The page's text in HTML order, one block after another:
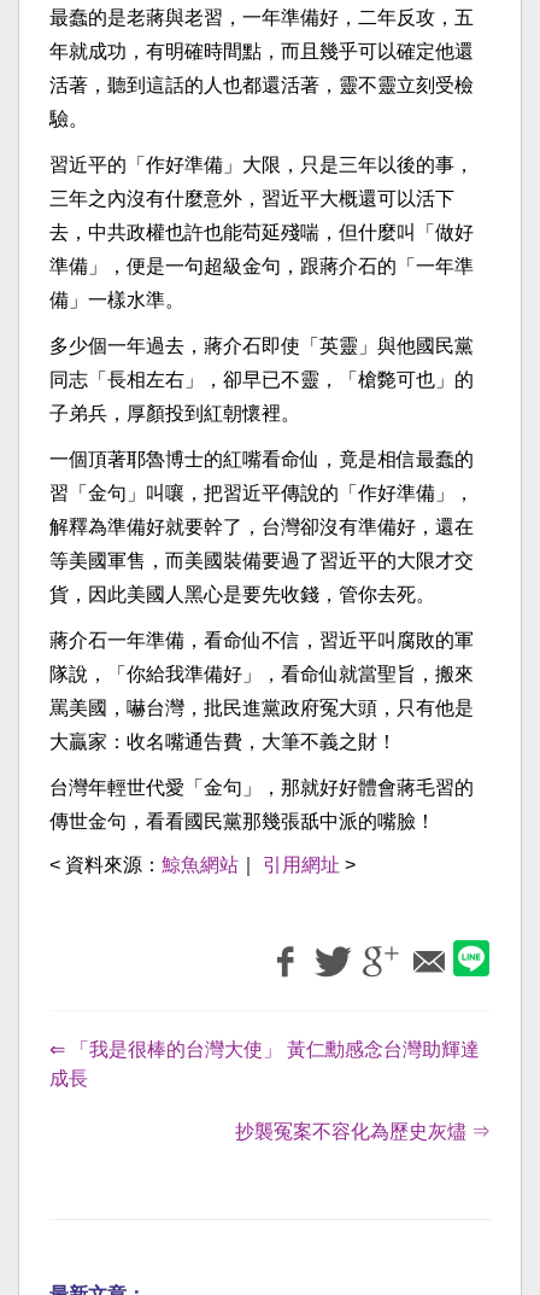
最蠢的是老蔣與老習，一年準備好，二年反攻，五
年就成功，有明確時間點，而且幾乎可以確定他還
活著，聽到這話的人也都還活著，靈不靈立刻受檢
驗。
習近平的「作好準備」大限，只是三年以後的事，
三年之內沒有什麼意外，習近平大概還可以活下
去，中共政權也許也能苟延殘喘，但什麼叫「做好
準備」，便是一句超級金句，跟蔣介石的「一年準
備」一樣水準。
多少個一年過去，蔣介石即使「英靈」與他國民黨
同志「長相左右」，卻早已不靈，「槍斃可也」的
子弟兵，厚顏投到紅朝懷裡。
一個頂著耶魯博士的紅嘴看命仙，竟是相信最蠢的
習「金句」叫嚷，把習近平傳說的「作好準備」，
解釋為準備好就要幹了，台灣卻沒有準備好，還在
等美國軍售，而美國裝備要過了習近平的大限才交
貨，因此美國人黑心是要先收錢，管你去死。
蔣介石一年準備，看命仙不信，習近平叫腐敗的軍
隊說，「你給我準備好」，看命仙就當聖旨，搬來
罵美國，嚇台灣，批民進黨政府冤大頭，只有他是
大贏家：收名嘴通告費，大筆不義之財！
台灣年輕世代愛「金句」，那就好好體會蔣毛習的
傳世金句，看看國民黨那幾張舐中派的嘴臉！
< 資料來源： 鯨魚網站 引用網址 >
⇐ 「我是很棒的台灣大使」 黃仁勳感念台灣助輝達
成長
抄襲冤案不容化為歷史灰燼 ⇒